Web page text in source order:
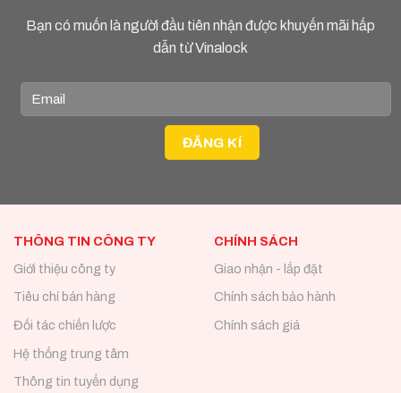
Bạn có muốn là người đầu tiên nhận được khuyến mãi hấp
dẫn từ Vinalock
THÔNG TIN CÔNG TY
Giới thiệu công ty
Tiêu chí bán hàng
Đối tác chiến lược
Hệ thống trung tâm
Thông tin tuyển dụng
CHÍNH SÁCH
Giao nhận - lắp đặt
Chính sách bảo hành
Chính sách giá